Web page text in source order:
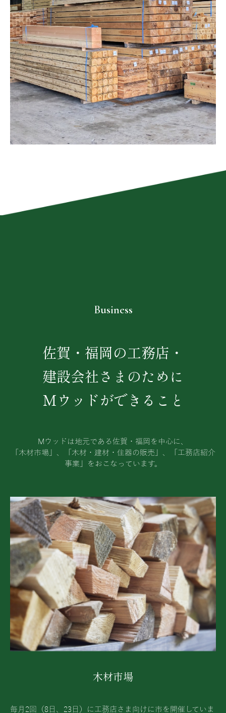
Business
佐賀・福岡の工務店・
建設会社さまのために
Mウッドができること
Mウッドは地元である佐賀・福岡を中心に、
「木材市場」、「木材・建材・住器の販売」、「工務店紹介
事業」をおこなっています。
木材市場
毎月2回（8日、23日）に工務店さま向けに市を開催していま